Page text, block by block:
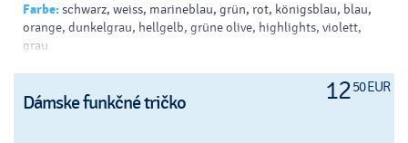
Farbe:schwarz, weiss, marineblau, grün, rot, königsblau, blau,
orange, dunkelgrau, hellgelb, grüne olive, highlights, violett,
grau
1250 EUR
Dámske funkčné tričko